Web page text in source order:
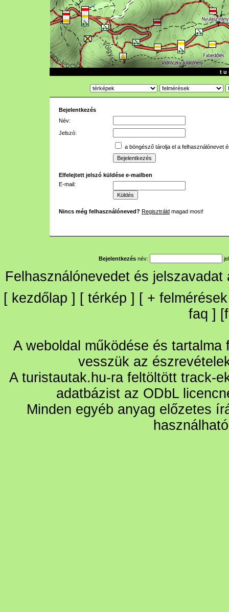
t u
Bejelentkezés
Név:
Jelszó:
a böngésző tárolja el a felhasználónevet
Elfelejtett jelszó küldése e-mailben
E-mail:
Nincs még felhasználóneved? Regisztráld magad most!
Bejelentkezés név:
Felhasználónevedet és
[ kezdőlap ] [ térkép ] [ + felmérések
faq ] [
A weboldal működése és
vesszük az
A turistautak.hu-ra feltöltött track-
adatbázist az ODbL
Minden egyéb anyag előzetes